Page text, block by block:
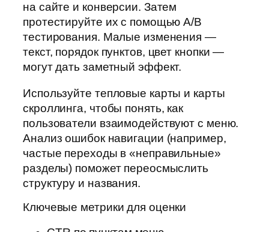
на сайте и конверсии. Затем
протестируйте их с помощью A/B
тестирования. Малые изменения —
текст, порядок пунктов, цвет кнопки —
могут дать заметный эффект.
Используйте тепловые карты и карты
скроллинга, чтобы понять, как
пользователи взаимодействуют с меню.
Анализ ошибок навигации (например,
частые переходы в «неправильные»
разделы) поможет переосмыслить
структуру и названия.
Ключевые метрики для оценки